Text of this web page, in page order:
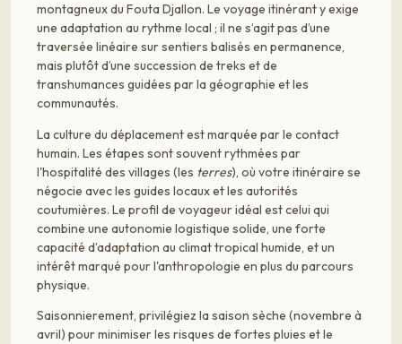
montagneux du Fouta Djallon. Le voyage itinérant y exige
une adaptation au rythme local ; il ne s’agit pas d’une
traversée linéaire sur sentiers balisés en permanence,
mais plutôt d’une succession de treks et de
transhumances guidées par la géographie et les
communautés.
La culture du déplacement est marquée par le contact
humain. Les étapes sont souvent rythmées par
l'hospitalité des villages (les terres), où votre itinéraire se
négocie avec les guides locaux et les autorités
coutumières. Le profil de voyageur idéal est celui qui
combine une autonomie logistique solide, une forte
capacité d’adaptation au climat tropical humide, et un
intérêt marqué pour l'anthropologie en plus du parcours
physique.
Saisonnierement, privilégiez la saison sèche (novembre à
avril) pour minimiser les risques de fortes pluies et le